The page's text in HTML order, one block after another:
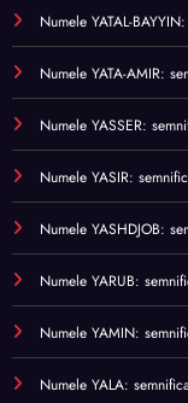
Numele YATAL-
Numele YATA-AMIR:
Numele YASSER:
Numele YASIR:
Numele YASHDJOB:
Numele YARUB:
Numele YAMIN:
Numele YALA: